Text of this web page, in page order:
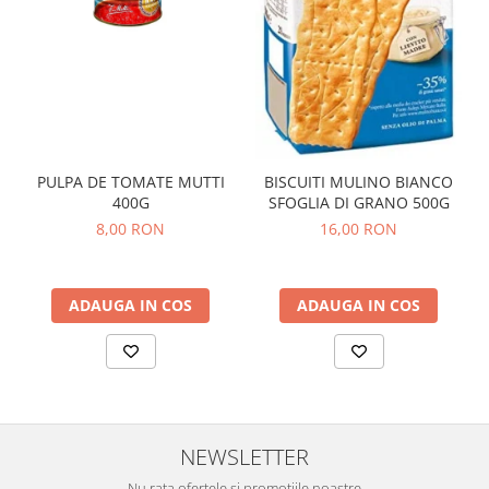
PULPA DE TOMATE MUTTI
400G
8,00 RON
ADAUGA IN COS
BISCUITI MULINO BIANCO
SFOGLIA DI GRANO 500G
16,00 RON
ADAUGA IN COS
NEWSLETTER